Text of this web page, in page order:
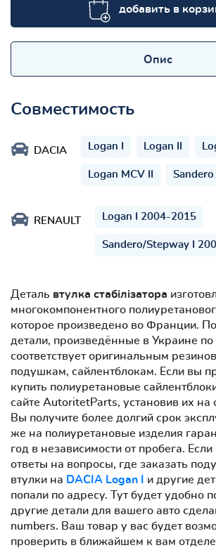
добавить в
Опис
Совместимость
DACIA Logan I Logan II
Logan MCV II Sandero
RENAULT Logan I 2004-2015
Sandero/Stepway I
Деталь втулка стабілізатора
многокомпонентного
которое произведено во Франции.
детали, произведённые в Украине по
соответствует оригинальным
подушкам, сайлентблокам. Если вы
купить полиуретановые
сайте AutoritetParts, установив их на
Вы получите более долгий срок
же на полиуретановые изделия
год в независимости от пробега.
ответы на вопросы, где заказать
втулки на DACIA Logan I
и другие
попали по адресу. Тут будет удобно
другие детали для вашего авто
numbers. Ваш товар у вас будет
проверить в ближайшем к вам